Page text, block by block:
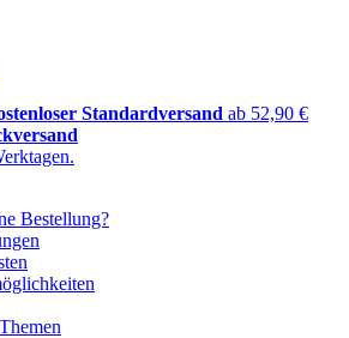
Standardversand ab 52,90 €
Bestellung?